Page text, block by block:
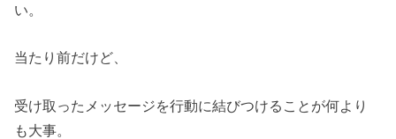
い。
当たり前だけど、
受け取ったメッセージを行動に結びつけることが何より
も大事。